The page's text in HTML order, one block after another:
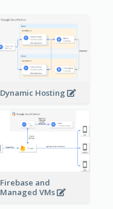
Dynamic Hosting
Firebase and
Managed VMs